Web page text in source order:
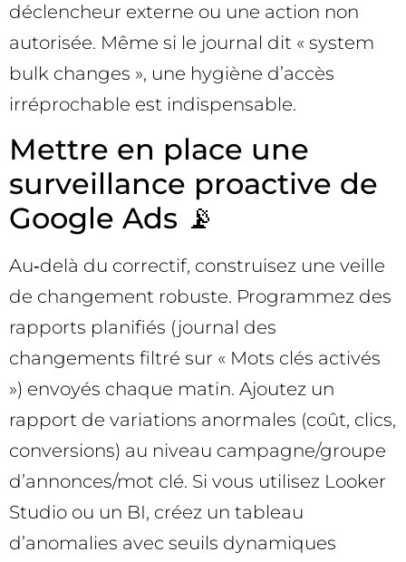
déclencheur externe ou une action non
autorisée. Même si le journal dit « system
bulk changes », une hygiène d’accès
irréprochable est indispensable.
Mettre en place une
surveillance proactive de
Google Ads 📡
Au‑delà du correctif, construisez une veille
de changement robuste. Programmez des
rapports planifiés (journal des
changements filtré sur « Mots clés activés
») envoyés chaque matin. Ajoutez un
rapport de variations anormales (coût, clics,
conversions) au niveau campagne/groupe
d’annonces/mot clé. Si vous utilisez Looker
Studio ou un BI, créez un tableau
d’anomalies avec seuils dynamiques